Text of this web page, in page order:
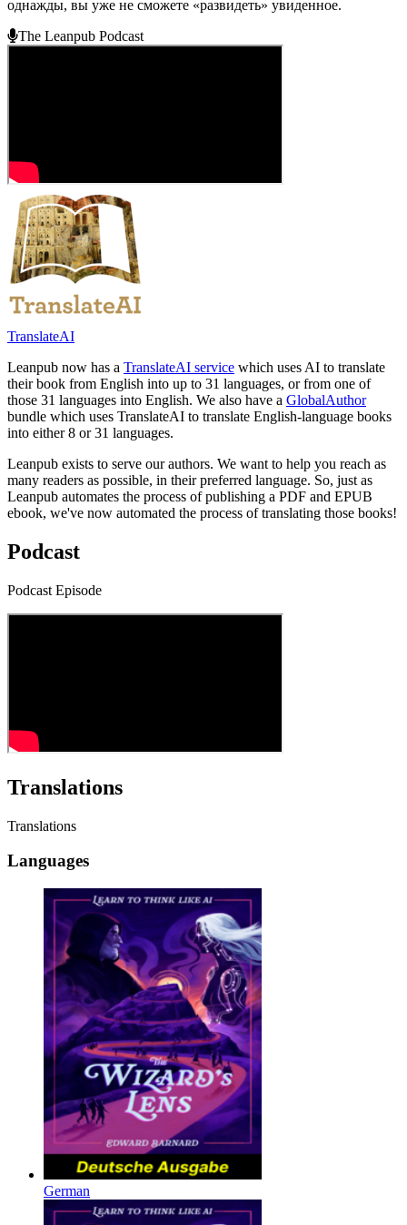
однажды, вы уже не сможете «развидеть» увиденное.
The Leanpub Podcast
TranslateAI
Leanpub now has a TranslateAI service which uses AI to translate
their book from English into up to 31 languages, or from one of
those 31 languages into English. We also have a GlobalAuthor
bundle which uses TranslateAI to translate English-language books
into either 8 or 31 languages.
Leanpub exists to serve our authors. We want to help you reach as
many readers as possible, in their preferred language. So, just as
Leanpub automates the process of publishing a PDF and EPUB
ebook, we've now automated the process of translating those books!
Podcast
Podcast Episode
Translations
Translations
Languages
German